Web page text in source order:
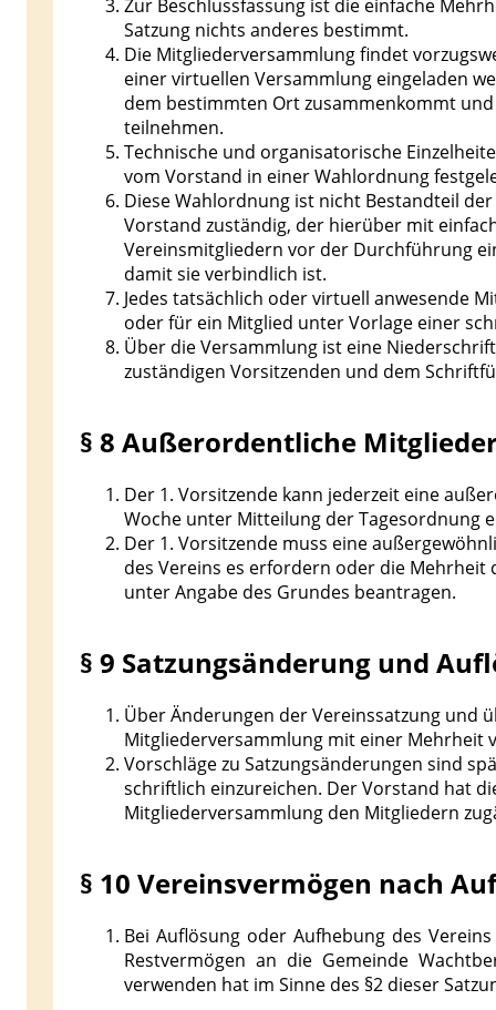
Zur Beschlussfassung ist die einfache
Satzung nichts anderes bestimmt.
Die Mitgliederversammlung findet
einer virtuellen Versammlung eingeladen
dem bestimmten Ort zusammenkommt
teilnehmen.
Technische und organisatorische
vom Vorstand in einer Wahlordnung
Diese Wahlordnung ist nicht Bestandteil
Vorstand zuständig, der hierüber mit
Vereinsmitgliedern vor der Durchführung
damit sie verbindlich ist.
Jedes tatsächlich oder virtuell anwesende
oder für ein Mitglied unter Vorlage einer
Über die Versammlung ist eine
zuständigen Vorsitzenden und dem
§ 8 Außerordentliche
Der 1. Vorsitzende kann jederzeit eine
Woche unter Mitteilung der Tagesordnung
Der 1. Vorsitzende muss eine
des Vereins es erfordern oder die
unter Angabe des Grundes beantragen.
§ 9 Satzungsänderung und
Über Änderungen der Vereinssatzung und
Mitgliederversammlung mit einer Mehrheit
Vorschläge zu Satzungsänderungen sind
schriftlich einzureichen. Der Vorstand hat
Mitgliederversammlung den Mitgliedern
§ 10 Vereinsvermögen nach
Bei Auflösung oder Aufhebung des
Restvermögen an die Gemeinde
verwenden hat im Sinne des §2 dieser